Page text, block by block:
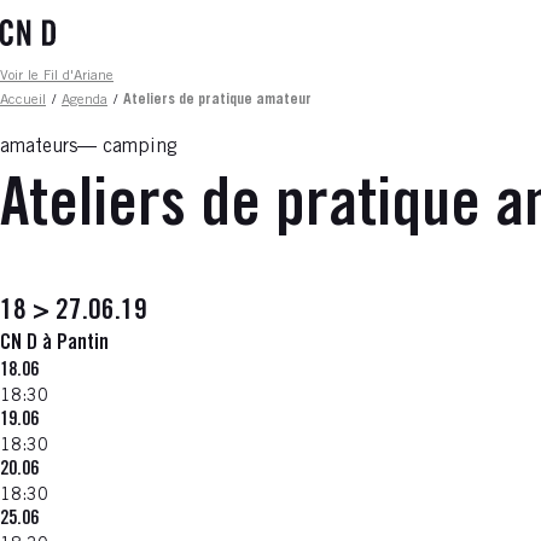
au
principal
Fil d'ariane
Voir le Fil d'Ariane
Accueil
/ Agenda / Ateliers de pratique amateur
amateurs camping
Ateliers de pratique
18 > 27.06.19
CN D à Pantin
18.06
18:30
19.06
18:30
20.06
18:30
25.06